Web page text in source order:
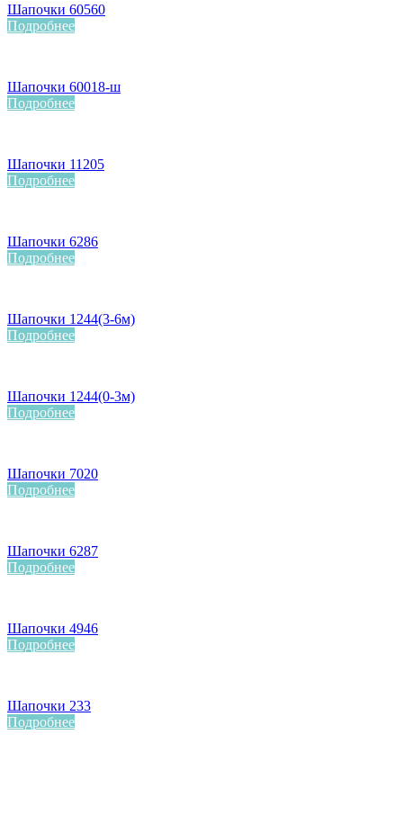
Шапочки 60560
Подробнее
Шапочки 60018-ш
Подробнее
Шапочки 11205
Подробнее
Шапочки 6286
Подробнее
Шапочки 1244(3-6м)
Подробнее
Шапочки 1244(0-3м)
Подробнее
Шапочки 7020
Подробнее
Шапочки 6287
Подробнее
Шапочки 4946
Подробнее
Шапочки 233
Подробнее